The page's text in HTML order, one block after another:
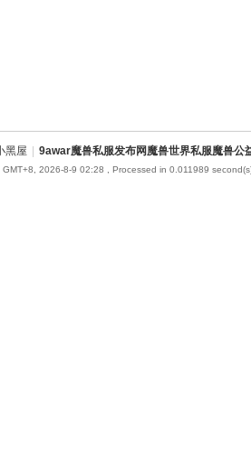
黑屋 | 9awar魔兽私服发布网魔兽世界私服魔兽公
GMT+8, 2026-8-9 02:28 , Processed in 0.011989